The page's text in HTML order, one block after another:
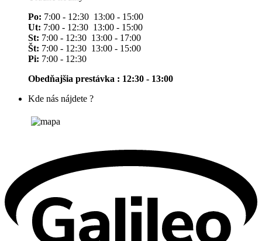
Po: 7:00 - 12:30 13:00 - 15:00
Ut: 7:00 - 12:30 13:00 - 15:00
St: 7:00 - 12:30 13:00 - 17:00
Št: 7:00 - 12:30 13:00 - 15:00
Pi: 7:00 - 12:30
Obedňajšia prestávka : 12:30 - 13:00
Kde nás nájdete ?